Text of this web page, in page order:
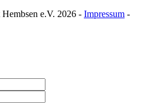
e.V. 2026 - Impressum -